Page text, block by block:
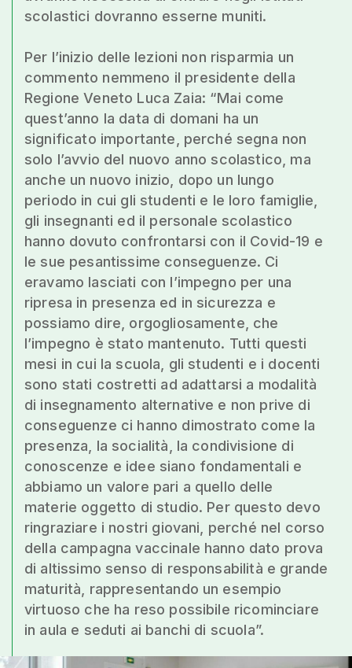
scolastici dovranno esserne muniti.
Per l’inizio delle lezioni non risparmia un
commento nemmeno il presidente della
Regione Veneto Luca Zaia: “Mai come
quest’anno la data di domani ha un
significato importante, perché segna non
solo l’avvio del nuovo anno scolastico, ma
anche un nuovo inizio, dopo un lungo
periodo in cui gli studenti e le loro famiglie,
gli insegnanti ed il personale scolastico
hanno dovuto confrontarsi con il Covid-19 e
le sue pesantissime conseguenze. Ci
eravamo lasciati con l’impegno per una
ripresa in presenza ed in sicurezza e
possiamo dire, orgogliosamente, che
l’impegno è stato mantenuto. Tutti questi
mesi in cui la scuola, gli studenti e i docenti
sono stati costretti ad adattarsi a modalità
di insegnamento alternative e non prive di
conseguenze ci hanno dimostrato come la
presenza, la socialità, la condivisione di
conoscenze e idee siano fondamentali e
abbiamo un valore pari a quello delle
materie oggetto di studio. Per questo devo
ringraziare i nostri giovani, perché nel corso
della campagna vaccinale hanno dato prova
di altissimo senso di responsabilità e grande
maturità, rappresentando un esempio
virtuoso che ha reso possibile ricominciare
in aula e seduti ai banchi di scuola”.